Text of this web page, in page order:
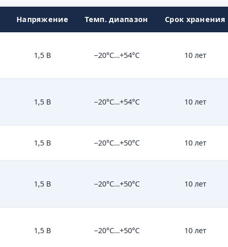
Напряжение Темп. диапазон Срок хранения
1,5 В −20°C…+54°C 10 лет
1,5 В −20°C…+54°C 10 лет
1,5 В −20°C…+50°C 10 лет
1,5 В −20°C…+50°C 10 лет
1,5 В −20°C…+50°C 10 лет